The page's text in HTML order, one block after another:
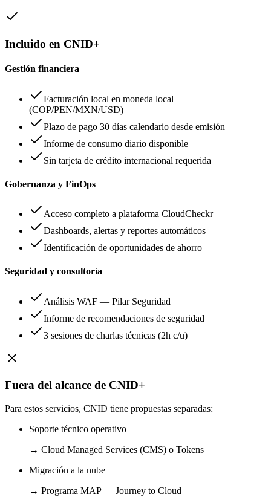
Incluido en CNID+
Gestión financiera
Facturación local en moneda local
(COP/PEN/MXN/USD)
Plazo de pago 30 días calendario desde emisión
Informe de consumo diario disponible
Sin tarjeta de crédito internacional requerida
Gobernanza y FinOps
Acceso completo a plataforma CloudCheckr
Dashboards, alertas y reportes automáticos
Identificación de oportunidades de ahorro
Seguridad y consultoría
Análisis WAF — Pilar Seguridad
Informe de recomendaciones de seguridad
3 sesiones de charlas técnicas (2h c/u)
Fuera del alcance de CNID+
Para estos servicios, CNID tiene propuestas separadas:
Soporte técnico operativo
→ Cloud Managed Services (CMS) o Tokens
Migración a la nube
→ Programa MAP — Journey to Cloud